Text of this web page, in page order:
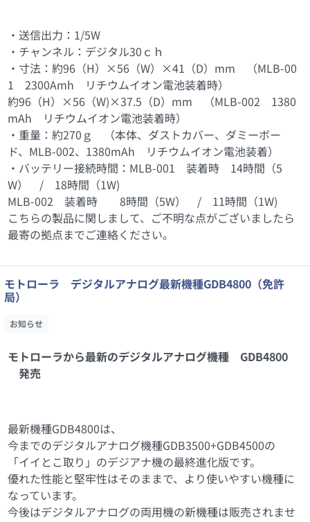
・送信出力：1/5W
・チャンネル：デジタル30ｃｈ
・寸法：約96（H）×56（W）×41（D）mm （MLB-00
1 2300Amh リチウムイオン電池装着時）
約96（H）×56（W)×37.5（D）mm （MLB-002 1380
mAh リチウムイオン電池装着時）
・重量：約270ｇ （本体、ダストカバー、ダミーボー
ド、MLB-002、1380mAh リチウムイオン電池装着）
・バッテリー接続時間：MLB-001 装着時 14時間（5
W） / 18時間（1W)
MLB-002 装着時 8時間（5W） / 11時間（1W)
こちらの製品に関しまして、ご不明な点がございましたら
最寄の拠点までご連絡ください。
モトローラ デジタルアナログ最新機種GDB4800（免許
局）
お知らせ
モトローラから最新のデジタルアナログ機種 GDB4800
発売
最新機種GDB4800は、
今までのデジタルアナログ機種GDB3500+GDB4500の
「イイとこ取り」のデジアナ機の最終進化版です。
優れた性能と堅牢性はそのままで、より使いやすい機種に
なっています。
今後はデジタルアナログの両用機の新機種は販売されませ